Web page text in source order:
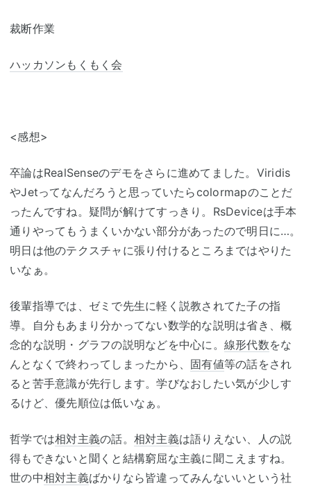
裁断作業
ハッカソン もくもく会
<感想>
卒論はRealSenseのデモをさらに進めてました。Viridis
やJetってなんだろうと思っていたらcolormapのことだ
ったんですね。疑問が解けてすっきり。RsDeviceは手本
通りやってもうまくいかない部分があったので明日に…。
明日は他のテクスチャに張り付けるところまではやりた
いなぁ。
後輩指導では、ゼミで先生に軽く説教されてた子の指
導。自分もあまり分かってない数学的な説明は省き、概
念的な説明・グラフの説明などを中心に。 線形代数をな
んとなくで終わってしまったから、 固有値等の話をされ
ると苦手意識が先行します。学びなおしたい気が少しす
るけど、優先順位は低いなぁ。
哲学では相対主義の話。 相対主義は語りえない、人の説
得もできないと聞くと結構窮屈な主義に聞こえますね。
世の中相対主義ばかりなら皆違ってみんないいという社